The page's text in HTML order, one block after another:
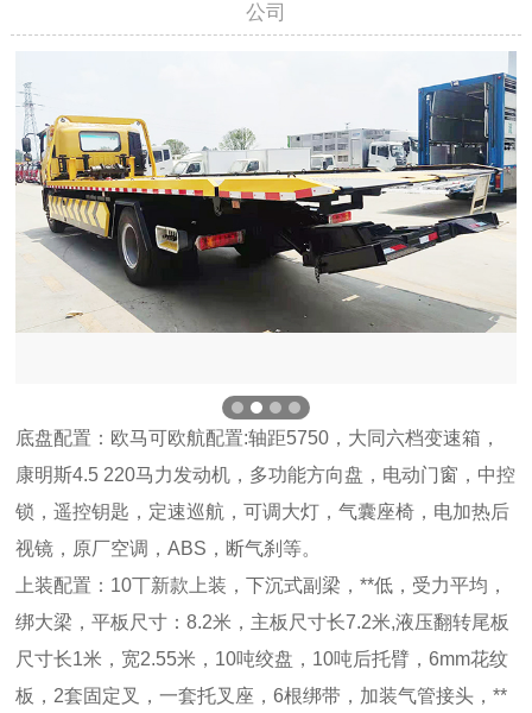
公司
底盘配置： 欧马可欧航配置:轴距5750，大同六档变速箱，
康明斯4.5 220马力发动机，多功能方向盘，电动门窗，中控
锁，遥控钥匙，定速巡航，可调大灯，气囊座椅，电加热后
视镜，原厂空调，ABS，断气刹等。
上装配置： 10丅新款上装，下沉式副梁，**低，受力平均，
绑大梁，平板尺寸：8.2米，主板尺寸长7.2米,液压翻转尾板
尺寸长1米，宽2.55米，10吨绞盘，10吨后托臂，6mm花纹
板，2套固定叉，一套托叉座，6根绑带，加装气管接头，**